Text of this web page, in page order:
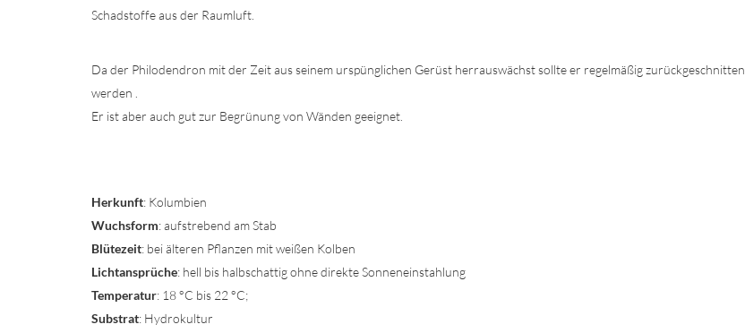
Schadstoffe aus der Raumluft.
Da der Philodendron mit der Zeit aus seinem urspünglichen Gerüst herrauswächst sollte er regelmäßig zurückgeschnitten
werden .
Er ist aber auch gut zur Begrünung von Wänden geeignet.
Herkunft: Kolumbien
Wuchsform: aufstrebend am Stab
Blütezeit: bei älteren Pflanzen mit weißen Kolben
Lichtansprüche: hell bis halbschattig ohne direkte Sonneneinstahlung
Temperatur: 18 °C bis 22 °C;
Substrat: Hydrokultur